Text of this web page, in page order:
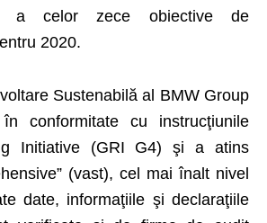
a celor zece obiective de
2020.
Sustenabilă al BMW Group
conformitate cu instrucţiunile
Initiative (GRI G4) şi a atins
(vast), cel mai înalt nivel
date, informaţiile şi declaraţiile